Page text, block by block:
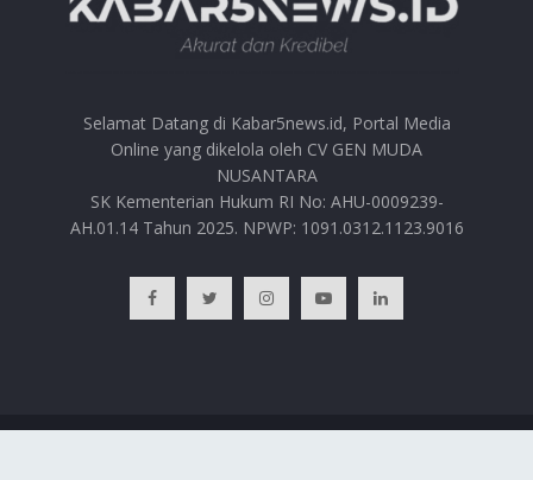
Selamat Datang di Kabar5news.id, Portal Media
Online yang dikelola oleh CV GEN MUDA
NUSANTARA
SK Kementerian Hukum RI No: AHU-0009239-
AH.01.14 Tahun 2025. NPWP: 1091.0312.1123.9016